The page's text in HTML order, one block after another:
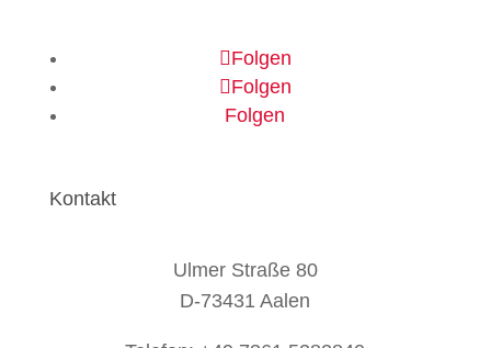
Folgen
Folgen
Folgen
Kontakt
Ulmer Straße 80
D-73431 Aalen